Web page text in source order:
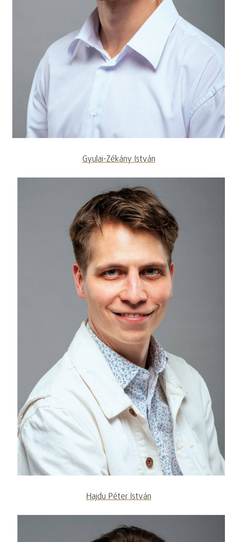
Gyulai-Zékány István
Hajdu Péter István